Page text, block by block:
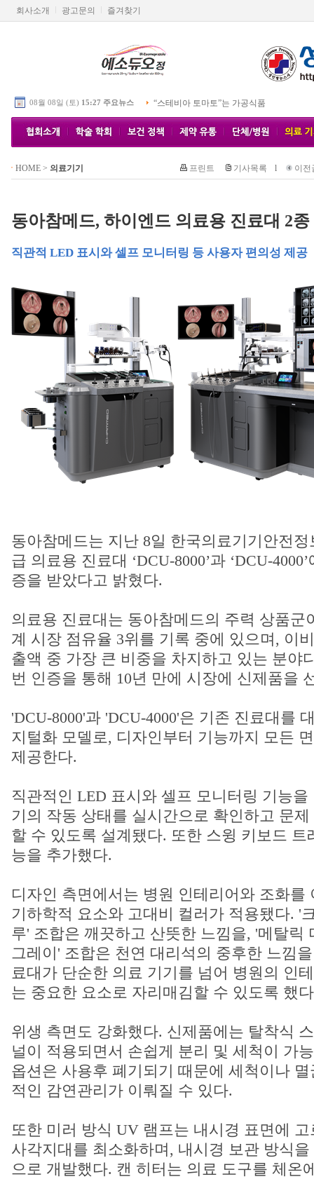
회사소개 광고문의 즐겨찾기
08월 08일 (토) 15:27 주요뉴스 “스테비아 토마토”는 가공식품
HOME> 의료기기 프린트 기사목록 l 이전
동아참메드, 하이엔드 의료용 진료대 2
직관적 LED 표시와 셀프 모니터링 등 사용자 편의성 제공
동아참메드는 지난 8일 한국의료기기안전
급 의료용 진료대 ‘DCU-8000’과 ‘DCU-
증을 받았다고 밝혔다.
의료용 진료대는 동아참메드의 주력 상품군
계 시장 점유율 3위를 기록 중에 있으며, 이
출액 중 가장 큰 비중을 차지하고 있는 분야
번 인증을 통해 10년 만에 시장에 신제품을
'DCU-8000'과 'DCU-4000'은 기존 진료대를
지털화 모델로, 디자인부터 기능까지 모든
제공한다.
직관적인 LED 표시와 셀프 모니터링 기능
기의 작동 상태를 실시간으로 확인하고 문
할 수 있도록 설계됐다. 또한 스윙 키보드 트
능을 추가했다.
디자인 측면에서는 병원 인테리어와 조화를
기하학적 요소와 고대비 컬러가 적용됐다. '
루' 조합은 깨끗하고 산뜻한 느낌을, '메탈릭
그레이' 조합은 천연 대리석의 중후한 느낌
료대가 단순한 의료 기기를 넘어 병원의 인
는 중요한 요소로 자리매김할 수 있도록 했
위생 측면도 강화했다. 신제품에는 탈착식
널이 적용되면서 손쉽게 분리 및 세척이 가
옵션은 사용후 폐기되기 때문에 세척이나
적인 감연관리가 이뤄질 수 있다.
또한 미러 방식 UV 램프는 내시경 표면에
사각지대를 최소화하며, 내시경 보관 방식
으로 개발했다. 캔 히터는 의료 도구를 체온